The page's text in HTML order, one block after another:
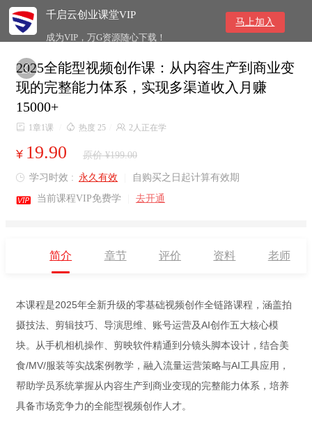
千启云创业课堂VIP
成为VIP，万G资源随心下载！
马上加入

2025全能型视频创作课：从内容生产到商业变
现的完整能力体系，实现多渠道收入月赚
15000+
 1章1课  热度 25  2人正在学
¥ 19.90 原价 ¥199.00
 学习时效 : 永久有效 自购买之日起计算有效期
 当前课程VIP免费学 去开通
简介 章节 评价 资料 老师
本课程是2025年全新升级的零基础视频创作全链路课程，涵盖拍
摄技法、剪辑技巧、导演思维、账号运营及AI创作五大核心模
块。从手机相机操作、剪映软件精通到分镜头脚本设计，结合美
食/MV/服装等实战案例教学，融入流量运营策略与AI工具应用，
帮助学员系统掌握从内容生产到商业变现的完整能力体系，培养
具备市场竞争力的全能型视频创作人才。